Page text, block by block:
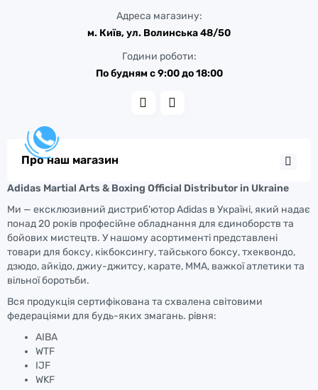
Адреса магазину:
м. Київ, ул. Волинська 48/50
Години роботи:
По будням с 9:00 до 18:00
Про наш магазин
Adidas Martial Arts & Boxing Official Distributor in Ukraine
Ми — ексклюзивний дистриб'ютор Adidas в Україні, який надає
понад 20 років професійне обладнання для єдиноборств та
бойових мистецтв. У нашому асортименті представлені
товари для боксу, кікбоксингу, тайського боксу, тхеквондо,
дзюдо, айкідо, джиу-джитсу, карате, ММА, важкої атлетики та
вільної боротьби.
Вся продукція сертифікована та схвалена світовими
федераціями для будь-яких змагань. рівня:
AIBA
WTF
IJF
WKF